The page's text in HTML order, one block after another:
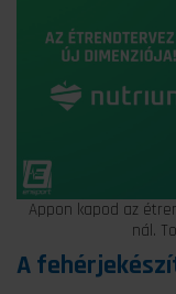
Appon kapod az
nál.
A